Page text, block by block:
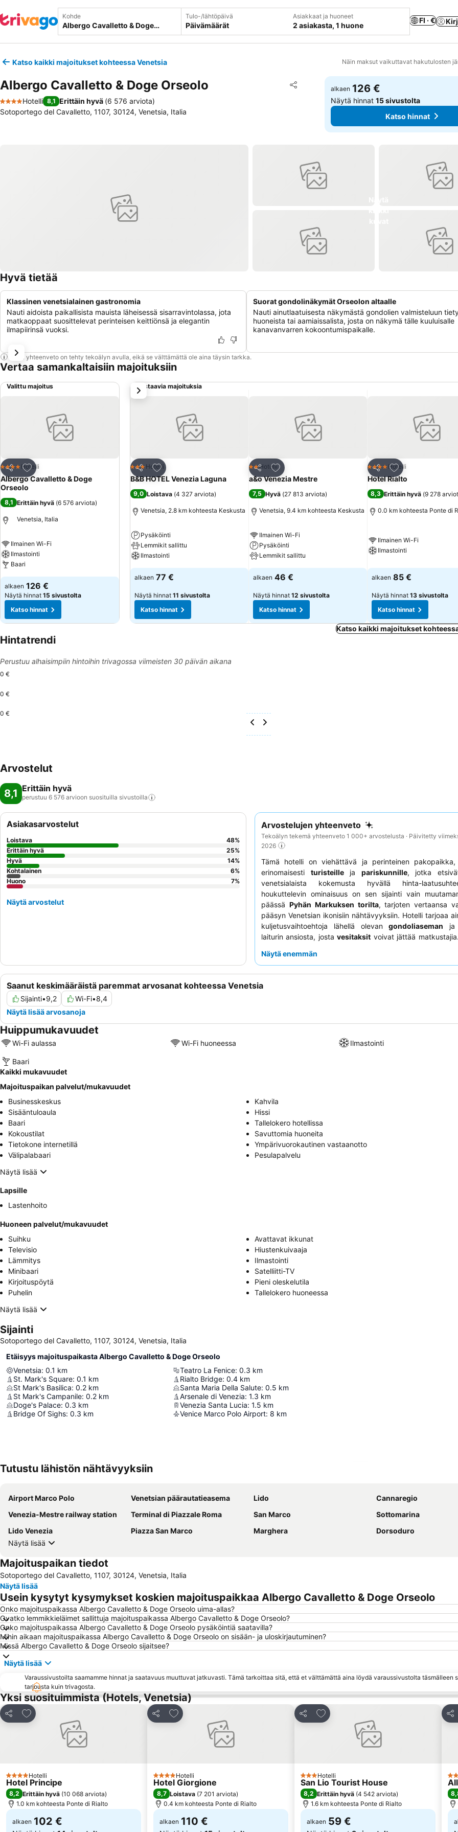
Kohde Tulo-/lähtöpäivä
Päivämäärät
Asiakkaat ja huoneet
2 asiakasta, 1 huone
FI · €
Katso kaikki majoitukset kohteessa Venetsia Näin maksut vaikuttavat hakutulosten
Albergo Cavalletto & Doge Orseolo Jaa
Lisää suosikkeihin
4 Tähtiluokitus
Hotelli 8,1 Erittäin hyvä (6 576 arviota)
Sotoportego del Cavalletto, 1107, 30124, Venetsia, Italia
alkaen 126 €
Näytä hinnat15 sivustolta
Katso hinnat
Hyvä tietää
Klassinen venetsialainen gastronomia
Nauti aidoista paikallisista mauista läheisessä sisarravintolassa, jota
matkaoppaat suosittelevat perinteisen keittiönsä ja elegantin
ilmapiirinsä vuoksi.
Suorat gondolinäkymät Orseolon altaalle
Nauti ainutlaatuisesta näkymästä gondolien valmisteluun
huoneista tai aamiaissalista, josta on näkymä tälle kuuluisalle
kanavanvarren kokoontumispaikalle.
Tämä yhteenveto on tehty tekoälyn avulla, eikä se välttämättä ole aina täysin tarkka.
Vertaa samankaltaisiin majoituksiin
Valittu majoitus
Jaa
Lisää suosikkeihin
4 Tähtiluokitus
Hotelli
Albergo Cavalletto & Doge
Orseolo
8,1 Erittäin hyvä (6 576 arviota)
Venetsia, Italia
Ilmainen Wi-Fi
Ilmastointi
Baari
alkaen 126 €
Näytä hinnat 15 sivustolta
Katso hinnat
Vastaavia majoituksia
Jaa
Lisää suosikkeihin
3 Tähtiluokitus
Hotelli
B&B HOTEL Venezia Laguna
9,0 Loistava (4 327 arviota)
Venetsia, 2.8 km kohteesta Keskusta
Pysäköinti
Lemmikit sallittu
Ilmastointi
alkaen 77 €
Näytä hinnat 11 sivustolta
Katso hinnat
Jaa
Lisää suosikkeihin
2 Tähtiluokitus
Hotelli
a&o Venezia Mestre
7,5 Hyvä (27 813 arviota)
Venetsia, 9.4 km kohteesta Keskusta
Ilmainen Wi-Fi
Pysäköinti
Lemmikit sallittu
alkaen 46 €
Näytä hinnat 12 sivustolta
Katso hinnat
Jaa
Lisää suosikkeihin
4 Tähtiluokitus
Hotelli
Hotel Rialto
8,3 Erittäin hyvä (9 278
0.0 km kohteesta Ponte di
Ilmainen Wi-Fi
Ilmastointi
alkaen 85 €
Näytä hinnat 13 sivustolta
Katso hinnat
seuraava
Katso kaikki majoitukset
Hintatrendi
Perustuu alhaisimpiin hintoihin trivagossa viimeisten 30 päivän aikana
0 €
0 €
0 €
Arvostelut
8,1 Erittäin hyvä
perustuu 6 576 arvioon suosituilla sivustoilla
Arvostelujen yhteenveto
Tekoälyn tekemä yhteenveto 1 000+ arvostelusta · Päivitetty
2026
Tämä hotelli on viehättävä ja perinteinen
erinomaisesti turisteilleja pariskunnille, jotka
venetsialaista kokemusta hyvällä hinta-
houkuttelevin ominaisuus on sen sijainti vain
päässä Pyhän Markuksen torilta, tarjoten vertaansa
pääsyn Venetsian ikonisiin nähtävyyksiin. Hotelli tarjoaa
kuljetusvaihtoehtoja lähellä olevangondoliaseman ja
laiturin ansiosta, jostavesitaksit voivat jättää
aamiainen saa korkeat arvosanat laajasta ja
kanavanäköalalla
Näytä enemmän
Saanut keskimääräistä paremmat arvosanat kohteessa Venetsia
Sijainti•9,2 Wi-Fi•8,4
Näytä lisää arvosanoja
Asiakasarvostelut
Loistava 48%
Erittäin hyvä
25%
Hyvä
14%
Kohtalainen
6%
Huono
7%
Näytä arvostelut
Huippumukavuudet
Wi-Fi aulassa Wi-Fi huoneessa Ilmastointi
Baari
Kaikki mukavuudet
Majoituspaikan palvelut/mukavuudet
Businesskeskus
Kahvila
Sisääntuloaula
Hissi
Baari
Tallelokero hotellissa
Kokoustilat
Savuttomia huoneita
Tietokone internetillä
Ympärivuorokautinen vastaanotto
Välipalabaari
Pesulapalvelu
Näytä lisää
Lapsille
Lastenhoito
Huoneen palvelut/mukavuudet
Suihku
Avattavat ikkunat
Televisio
Hiustenkuivaaja
Lämmitys
Ilmastointi
Minibaari
Satelliitti-TV
Kirjoituspöytä
Pieni oleskelutila
Puhelin
Tallelokero huoneessa
Näytä lisää
Sijainti
Sotoportego del Cavalletto, 1107, 30124, Venetsia, Italia
Etäisyys majoituspaikasta Albergo Cavalletto & Doge Orseolo
Venetsia: 0.1 km
St. Mark's Square: 0.1 km
St Mark's Basilica: 0.2 km
St Mark's Campanile: 0.2 km
Doge's Palace: 0.3 km
Bridge Of Sighs: 0.3 km
Teatro La Fenice: 0.3 km
Rialto Bridge: 0.4 km
Santa Maria Della Salute: 0.5 km
Arsenale di Venezia: 1.3 km
Venezia Santa Lucia: 1.5 km
Venice Marco Polo Airport: 8 km
Tutustu lähistön nähtävyyksiin
Airport Marco Polo Venetsian päärautatieasema Lido
Cannaregio
Venezia-Mestre railway station
Terminal di Piazzale Roma San Marco
Sottomarina
Lido Venezia
Piazza San Marco Marghera
Dorsoduro
Näytä lisää
Majoituspaikan tiedot
Sotoportego del Cavalletto, 1107, 30124, Venetsia, Italia
Näytä lisää
Usein kysytyt kysymykset koskien majoituspaikkaa Albergo Cavalletto & Doge Orseolo
Onko majoituspaikassa Albergo Cavalletto & Doge Orseolo uima-allas?
Ovatko lemmikkieläimet sallittuja majoituspaikassa Albergo Cavalletto & Doge Orseolo?
Onko majoituspaikassa Albergo Cavalletto & Doge Orseolo pysäköintiä saatavilla?
Mihin aikaan majoituspaikassa Albergo Cavalletto & Doge Orseolo on sisään- ja uloskirjautuminen?
Missä Albergo Cavalletto & Doge Orseolo sijaitsee?
Näytä lisää
Varaussivustoilta saamamme hinnat ja saatavuus muuttuvat jatkuvasti. Tämä tarkoittaa sitä, että et välttämättä aina löydä varaussivustolta täsmälleen
tarjousta kuin trivagosta.
Yksi suosituimmista (Hotels, Venetsia)
Jaa
Lisää suosikkeihin
4 Tähtiluokitus
Hotelli
Hotel Principe
8,2 Erittäin hyvä (10 068 arviota)
1.0 km kohteesta Ponte di Rialto
alkaen 102 €
Jaa
Lisää suosikkeihin
4 Tähtiluokitus
Hotelli
Hotel Giorgione
8,7 Loistava (7 201 arviota)
0.4 km kohteesta Ponte di Rialto
alkaen 110 €
Jaa
Lisää suosikkeihin
3 Tähtiluokitus
Hotelli
San Lio Tourist House
8,2 Erittäin hyvä (4 542 arviota)
1.6 km kohteesta Ponte di Rialto
alkaen 59 €
Jaa
3